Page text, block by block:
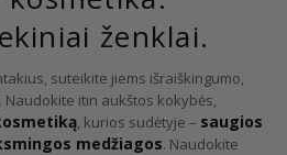
ženklai.
suteikite jiems išraiškingumo,
itin aukštos kokybės,
, kurios sudėtyje – saugios
medžiagos. Naudokite